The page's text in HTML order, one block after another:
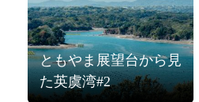
ともやま展望台から見
た英虞湾#2